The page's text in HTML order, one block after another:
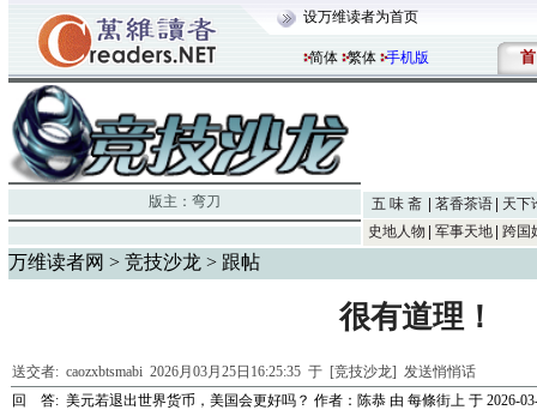
设万维读者为首页
简体 繁体 手机版 首
版主： 弯刀 五 味 斋 茗香茶语
天下
史地人物
军事天地 跨国
万维读者网 > 竞技沙龙 > 跟帖
很有道理！
送交者: caozxbtsmabi 2026月03月25日16:25:35 于 [竞技沙龙] 发送悄悄话
回 答: 美元若退出世界货币，美国会更好吗？ 作者：陈恭 由 每條街上 于 2026-